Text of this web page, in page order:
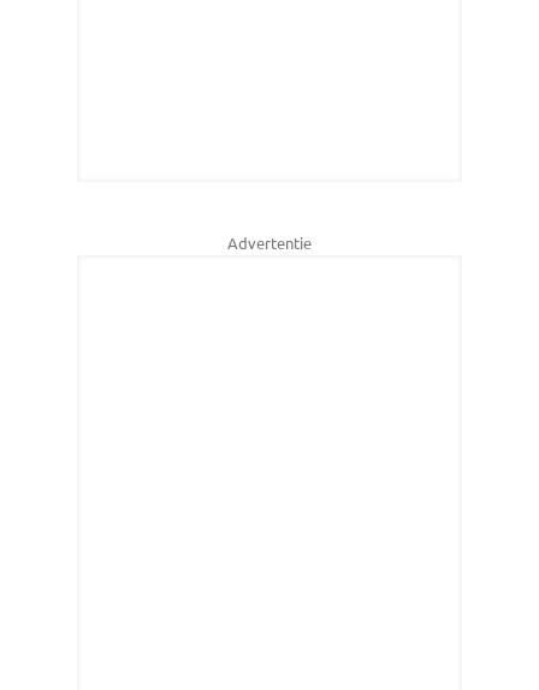
Advertentie